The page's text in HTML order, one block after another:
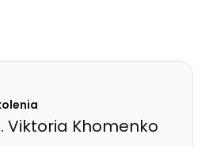
Viktoria Khomenko